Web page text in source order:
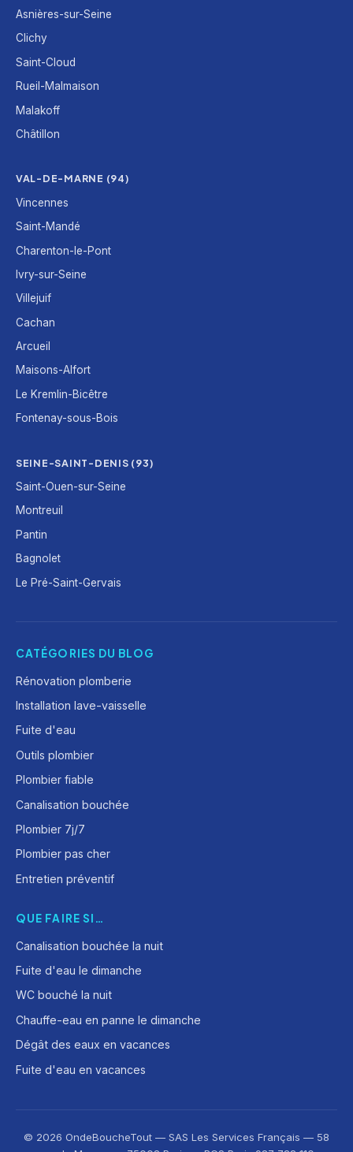
Asnières-sur-Seine
Clichy
Saint-Cloud
Rueil-Malmaison
Malakoff
Châtillon
VAL-DE-MARNE (94)
Vincennes
Saint-Mandé
Charenton-le-Pont
Ivry-sur-Seine
Villejuif
Cachan
Arcueil
Maisons-Alfort
Le Kremlin-Bicêtre
Fontenay-sous-Bois
SEINE-SAINT-DENIS (93)
Saint-Ouen-sur-Seine
Montreuil
Pantin
Bagnolet
Le Pré-Saint-Gervais
CATÉGORIES DU BLOG
Rénovation plomberie
Installation lave-vaisselle
Fuite d'eau
Outils plombier
Plombier fiable
Canalisation bouchée
Plombier 7j/7
Plombier pas cher
Entretien préventif
QUE FAIRE SI…
Canalisation bouchée la nuit
Fuite d'eau le dimanche
WC bouché la nuit
Chauffe-eau en panne le dimanche
Dégât des eaux en vacances
Fuite d'eau en vacances
© 2026 OndeBoucheTout — SAS Les Services Français — 58